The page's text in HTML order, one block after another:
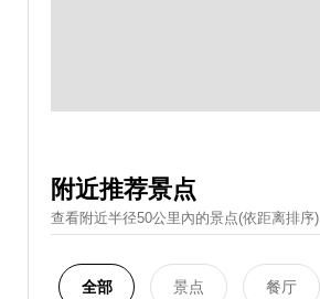
附近推荐景点
查看附近半径50公里內的景点(依距离排序)
全部 景点 餐厅